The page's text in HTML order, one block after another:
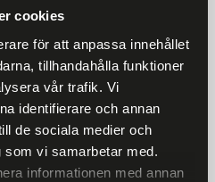
cookies
för att anpassa innehållet
tillhandahålla funktioner
vår trafik. Vi
identifierare och annan
de sociala medier och
vi samarbetar med.
informationen med annan
produkter
tittat på
produkter